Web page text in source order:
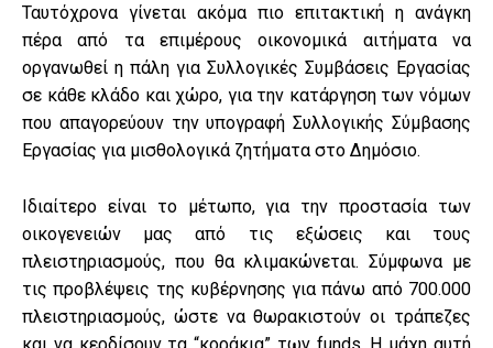
Ταυτόχρονα γίνεται ακόμα πιο επιτακτική η ανάγκη
πέρα από τα επιμέρους οικονομικά αιτήματα να
οργανωθεί η πάλη για Συλλογικές Συμβάσεις Εργασίας
σε κάθε κλάδο και χώρο, για την κατάργηση των νόμων
που απαγορεύουν την υπογραφή Συλλογικής Σύμβασης
Εργασίας για μισθολογικά ζητήματα στο Δημόσιο.
Ιδιαίτερο είναι το μέτωπο, για την προστασία των
οικογενειών μας από τις εξώσεις και τους
πλειστηριασμούς, που θα κλιμακώνεται. Σύμφωνα με
τις προβλέψεις της κυβέρνησης για πάνω από 700.000
πλειστηριασμούς, ώστε να θωρακιστούν οι τράπεζες